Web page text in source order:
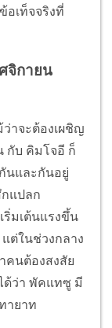
อเท็จจริงที่
จิกายน
าจะต้องเผชิญ
กับ คิมโจอี ก็
นและกันอยู่
แปลก
ริ่มเต้นแรงขึ้น
ต่ในช่วงกลาง
คนต้องสงสัย
ด้ว่า พัคแทซู มี
ายาท